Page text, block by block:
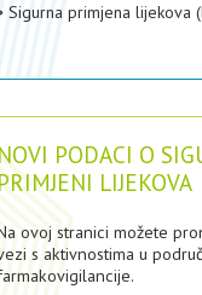
Sigurna primjena lijekova
NOVI PODACI O
PRIMJENI LIJEKOVA
ovoj stranici možete
s aktivnostima u